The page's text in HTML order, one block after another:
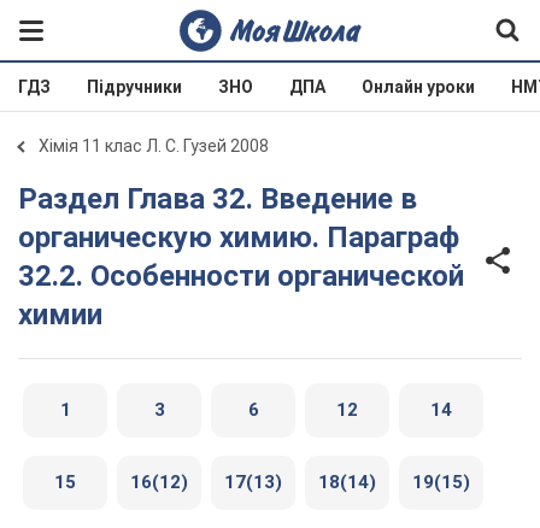
ГДЗ Підручники ЗНО ДПА Онлайн уроки
Хімія 11 клас Л. С. Гузей 2008
Раздел Глава 32. Введение в
органическую химию. Параграф
32.2. Особенности органической
химии
1 3 6 12 14
15 16(12) 17(13) 18(14) 19(15)